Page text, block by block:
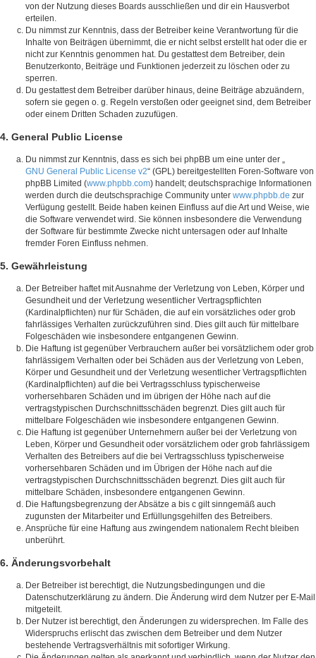
von der Nutzung dieses Boards ausschließen und dir ein Hausverbot
erteilen.
Du nimmst zur Kenntnis, dass der Betreiber keine Verantwortung für die
Inhalte von Beiträgen übernimmt, die er nicht selbst erstellt hat oder die er
nicht zur Kenntnis genommen hat. Du gestattest dem Betreiber, dein
Benutzerkonto, Beiträge und Funktionen jederzeit zu löschen oder zu
sperren.
Du gestattest dem Betreiber darüber hinaus, deine Beiträge abzuändern,
sofern sie gegen o. g. Regeln verstoßen oder geeignet sind, dem Betreiber
oder einem Dritten Schaden zuzufügen.
4. General Public License
Du nimmst zur Kenntnis, dass es sich bei phpBB um eine unter der „
GNU General Public License v2“ (GPL) bereitgestellten Foren-Software von
phpBB Limited (www.phpbb.com) handelt; deutschsprachige Informationen
werden durch die deutschsprachige Community unter www.phpbb.de zur
Verfügung gestellt. Beide haben keinen Einfluss auf die Art und Weise, wie
die Software verwendet wird. Sie können insbesondere die Verwendung
der Software für bestimmte Zwecke nicht untersagen oder auf Inhalte
fremder Foren Einfluss nehmen.
5. Gewährleistung
Der Betreiber haftet mit Ausnahme der Verletzung von Leben, Körper und
Gesundheit und der Verletzung wesentlicher Vertragspflichten
(Kardinalpflichten) nur für Schäden, die auf ein vorsätzliches oder grob
fahrlässiges Verhalten zurückzuführen sind. Dies gilt auch für mittelbare
Folgeschäden wie insbesondere entgangenen Gewinn.
Die Haftung ist gegenüber Verbrauchern außer bei vorsätzlichem oder grob
fahrlässigem Verhalten oder bei Schäden aus der Verletzung von Leben,
Körper und Gesundheit und der Verletzung wesentlicher Vertragspflichten
(Kardinalpflichten) auf die bei Vertragsschluss typischerweise
vorhersehbaren Schäden und im übrigen der Höhe nach auf die
vertragstypischen Durchschnittsschäden begrenzt. Dies gilt auch für
mittelbare Folgeschäden wie insbesondere entgangenen Gewinn.
Die Haftung ist gegenüber Unternehmern außer bei der Verletzung von
Leben, Körper und Gesundheit oder vorsätzlichem oder grob fahrlässigem
Verhalten des Betreibers auf die bei Vertragsschluss typischerweise
vorhersehbaren Schäden und im Übrigen der Höhe nach auf die
vertragstypischen Durchschnittsschäden begrenzt. Dies gilt auch für
mittelbare Schäden, insbesondere entgangenen Gewinn.
Die Haftungsbegrenzung der Absätze a bis c gilt sinngemäß auch
zugunsten der Mitarbeiter und Erfüllungsgehilfen des Betreibers.
Ansprüche für eine Haftung aus zwingendem nationalem Recht bleiben
unberührt.
6. Änderungsvorbehalt
Der Betreiber ist berechtigt, die Nutzungsbedingungen und die
Datenschutzerklärung zu ändern. Die Änderung wird dem Nutzer per E-Mail
mitgeteilt.
Der Nutzer ist berechtigt, den Änderungen zu widersprechen. Im Falle des
Widerspruchs erlischt das zwischen dem Betreiber und dem Nutzer
bestehende Vertragsverhältnis mit sofortiger Wirkung.